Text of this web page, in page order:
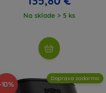
Na sklade > 5 ks
-10%
Doprava zadarmo